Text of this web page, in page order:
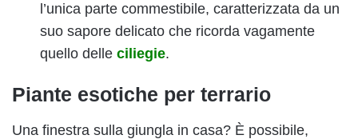
l’unica parte commestibile, caratterizzata da un
suo sapore delicato che ricorda vagamente
quello delle ciliegie.
Piante esotiche per terrario
Una finestra sulla giungla in casa? È possibile,